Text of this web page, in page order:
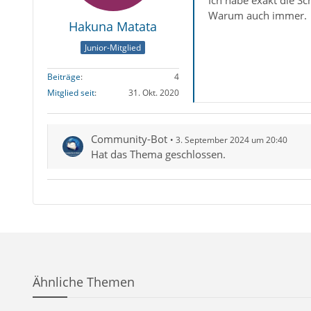
Hakuna Matata
Junior-Mitglied
Beiträge
4
Mitglied seit
31. Okt. 2020
Warum auch immer.
Community-Bot 3. September 2024 um 20:40
Hat das Thema geschlossen.
Ähnliche Themen